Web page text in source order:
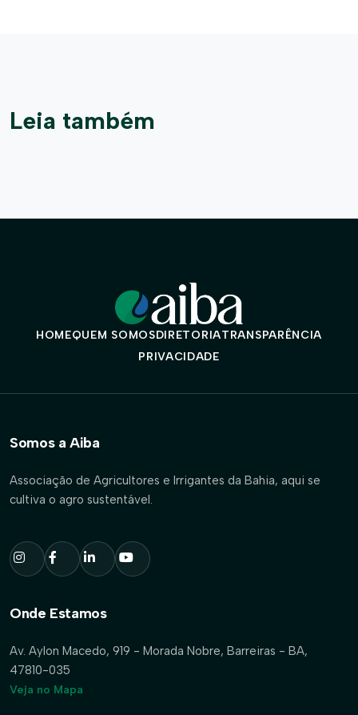
Leia também
HOMEQUEM SOMOSDIRETORIATRANSPARÊNCIA
PRIVACIDADE
Somos a Aiba
Associação de Agricultores e Irrigantes da Bahia, aqui se
cultiva o agro sustentável.
Onde Estamos
Av. Aylon Macedo, 919 - Morada Nobre, Barreiras - BA,
47810-035
Veja no Mapa